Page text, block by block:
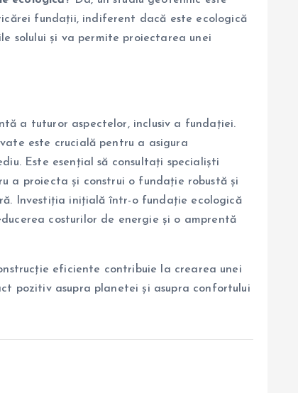
fundații, indiferent dacă este ecologică
solului și va permite proiectarea unei
a tuturor aspectelor, inclusiv a fundației.
este crucială pentru a asigura
Este esențial să consultați specialiști
a proiecta și construi o fundație robustă și
Investiția inițială într-o fundație ecologică
costurilor de energie și o amprentă
eficiente contribuie la crearea unei
pozitiv asupra planetei și asupra confortului